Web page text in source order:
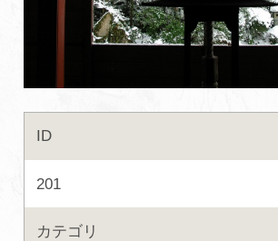
マイページ
加賀に泊まって！北陸巡り♪
ご当地グルメ
ID
201
カテゴリ